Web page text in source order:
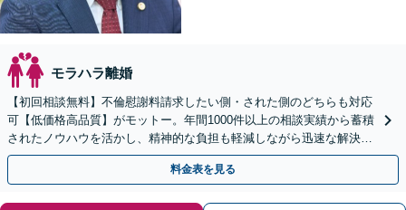
モラハラ離婚
【初回相談無料】不倫慰謝料請求したい側・された側のどちらも対応
可【低価格高品質】がモットー。年間1000件以上の相談実績から蓄積
されたノウハウを活かし、精神的な負担も軽減しながら迅速な解決を
目指します。【休日・夜間相談あり】【ビデオ面談可】
料金表を見る